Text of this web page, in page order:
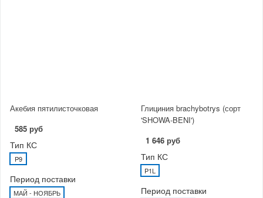
Акебия пятилисточковая
585 руб
Тип КС
P9
Период поставки
МАЙ - НОЯБРЬ
Глициния brachybotrys (сорт
'SHOWA-BENI')
1 646 руб
Тип КС
P1L
Период поставки